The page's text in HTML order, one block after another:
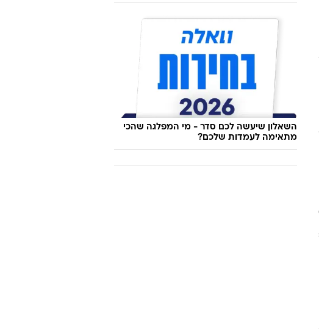
השאלון שיעשה לכם סדר - מי המפלגה שהכי
מתאימה לעמדות שלכם?